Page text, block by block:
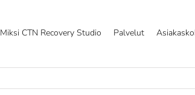
Miksi CTN Recovery Studio Palvelut